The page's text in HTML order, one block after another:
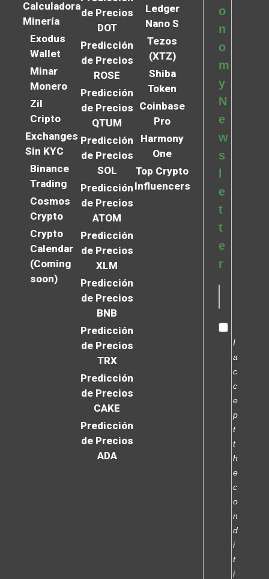
Calculadora
Minería
Exodus
Wallet
Minar
Monero
Zil
Cripto
Exchanges
Sin KYC
Binance
Trading
Cosmos
Crypto
Crypto
Calendar
(Coming
soon)
de Precios
DOT
Predicción
de Precios
ROSE
Predicción
de Precios
QTUM
Predicción
de Precios
SOL
Predicción
de Precios
ATOM
Predicción
de Precios
XLM
Predicción
de Precios
BNB
Predicción
de Precios
TRX
Predicción
de Precios
CAKE
Predicción
de Precios
ADA
Ledger
Nano S
Tezos
(XTZ)
Shiba
Token
Coinbase
Pro
Harmony
One
Top Crypto
Influencers
o
n
o
m
y
N
e
w
s
e
t
t
e
r
I
a
c
c
e
p
t
t
h
e
c
o
n
d
i
t
i